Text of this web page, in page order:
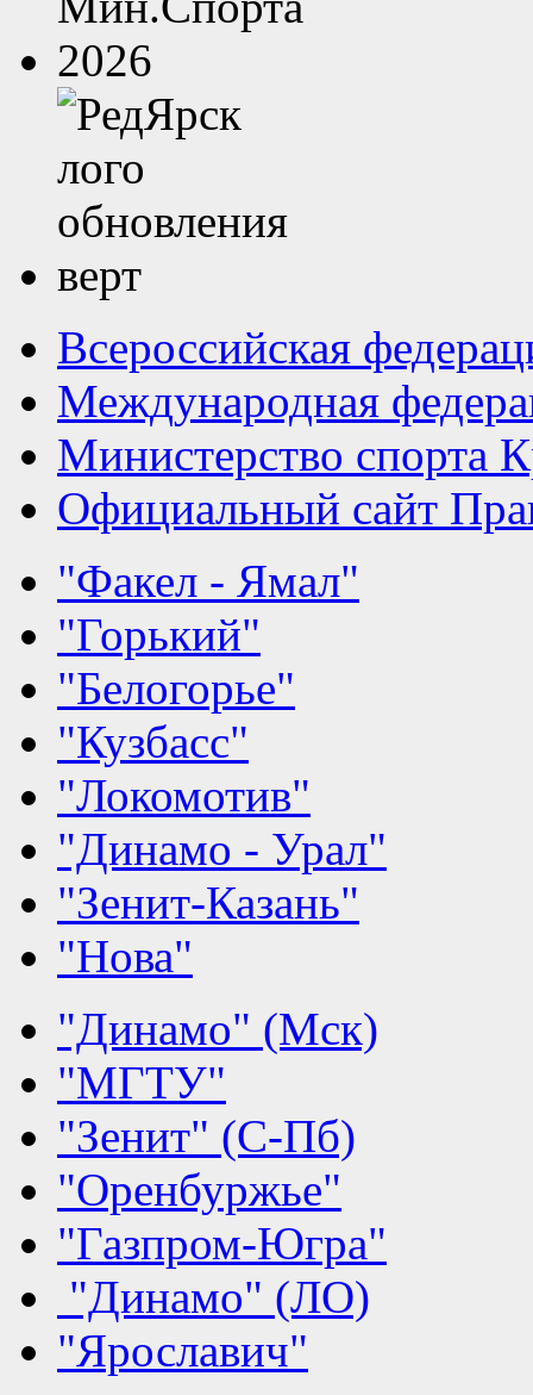
Всероссийская
Международная
Министерство спорта
Официальный сайт
"Факел - Ямал"
"Горький"
"Белогорье"
"Кузбасс"
"Локомотив"
"Динамо - Урал"
"Зенит-Казань"
"Нова"
"Динамо" (Мск)
"МГТУ"
"Зенит" (С-Пб)
"Оренбуржье"
"Газпром-Югра"
"Динамо" (ЛО)
"Ярославич"